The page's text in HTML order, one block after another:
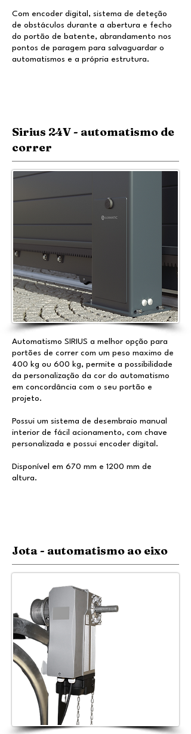
Com encoder digital, sistema de deteção
de obstáculos durante a abertura e fecho
do portão de batente, abrandamento nos
pontos de paragem para salvaguardar o
automatismos e a própria estrutura.
Sirius 24V - automatismo de
correr
Automatismo SIRIUS a melhor opção para
portões de correr com um peso maximo de
400 kg ou 600 kg, permite a possibilidade
da personalização da cor do automatismo
em concordância com o seu portão e
projeto.
Possui um sistema de desembraio manual
interior de fácil acionamento, com chave
personalizada e possui encoder digital.
Disponível em 670 mm e 1200 mm de
altura.
Jota - automatismo ao eixo